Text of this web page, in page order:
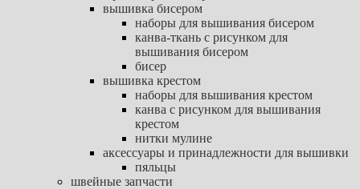
вышивка бисером
наборы для вышивания бисером
канва-ткань с рисунком для
вышивания бисером
бисер
вышивка крестом
наборы для вышивания крестом
канва с рисунком для вышивания
крестом
нитки мулине
аксессуары и принадлежности для вышивки
пяльцы
швейные запчасти